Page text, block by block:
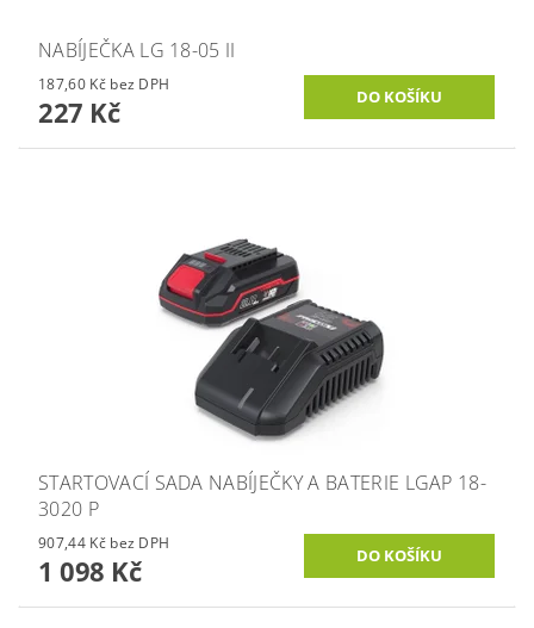
NABÍJEČKA LG 18-05 II
187,60 Kč bez DPH
227 Kč
STARTOVACÍ SADA NABÍJEČKY A BATERIE LGAP 18-
3020 P
907,44 Kč bez DPH
1 098 Kč